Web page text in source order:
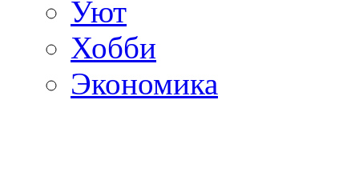
Уют
Хобби
Экономика